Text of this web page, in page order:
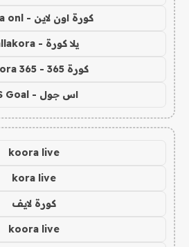
كورة اون لاين - koora onl
يلا كورة - yallakora
كورة 365 - kooora 365
اس جول - AS Goal
koora live
kora live
كورة لايف
koora live